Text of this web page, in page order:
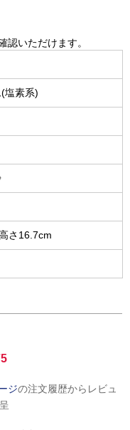
認いただけます。
塩素系)
さ16.7cm
ジの注文履歴からレビュ